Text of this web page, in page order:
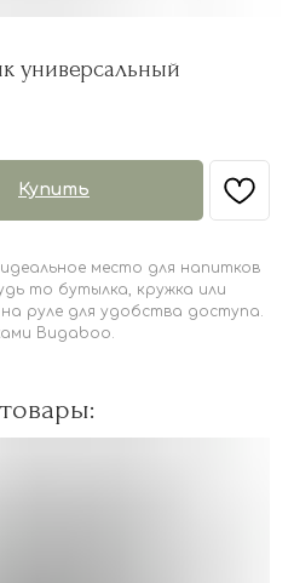
универсальный
Купить
место для напитков
то бутылка, кружка или
руле для удобства доступа.
Bugaboo.